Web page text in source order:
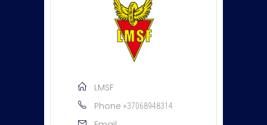
LMSF
Phone +37068948314